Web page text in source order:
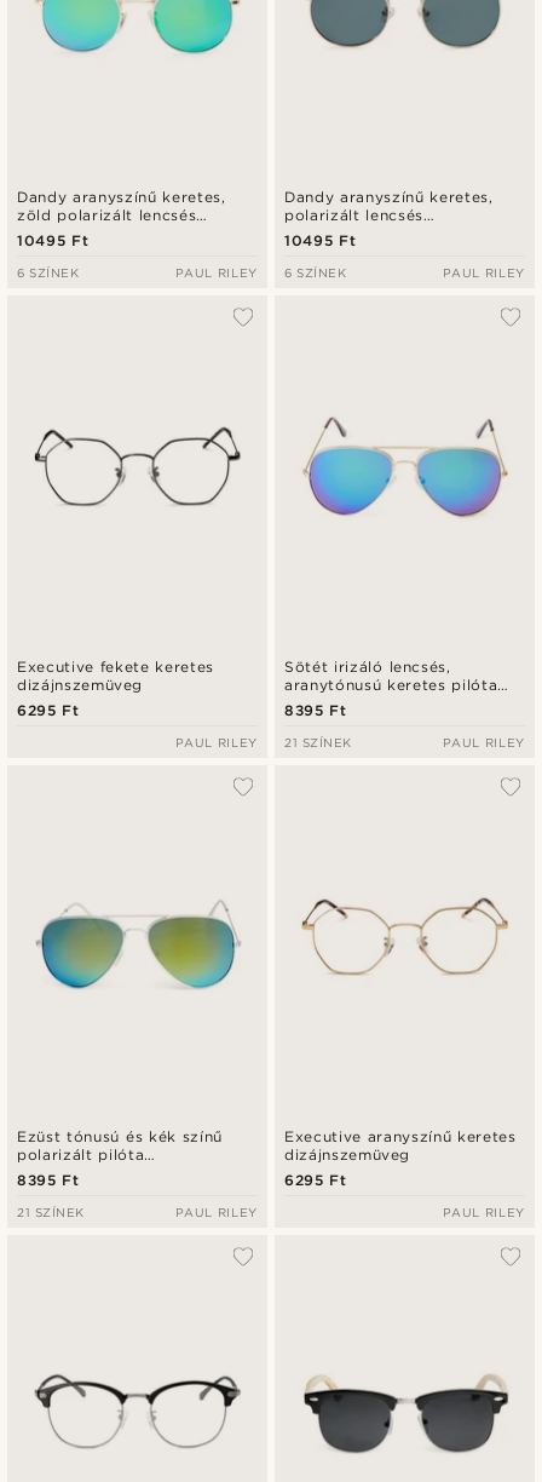
Dandy aranyszínű keretes,
zöld polarizált lencsés
napszemüveg
10495 Ft
6 SZÍNEK PAUL RILEY
Dandy aranyszínű keretes,
polarizált lencsés
napszemüveg
10495 Ft
6 SZÍNEK PAUL RILEY
Executive fekete keretes
dizájnszemüveg
6295 Ft
PAUL RILEY
Sötét irizáló lencsés,
aranytónusú keretes pilóta
napszemüveg
8395 Ft
21 SZÍNEK PAUL RILEY
Ezüst tónusú és kék színű
polarizált pilóta
napszemüveg
8395 Ft
21 SZÍNEK PAUL RILEY
Executive aranyszínű keretes
dizájnszemüveg
6295 Ft
PAUL RILEY